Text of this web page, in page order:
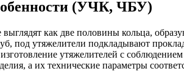
(УЧК, ЧБУ)
как две половины кольца,
под утяжелители подкладывают
утяжелителей с
а их технические параметры